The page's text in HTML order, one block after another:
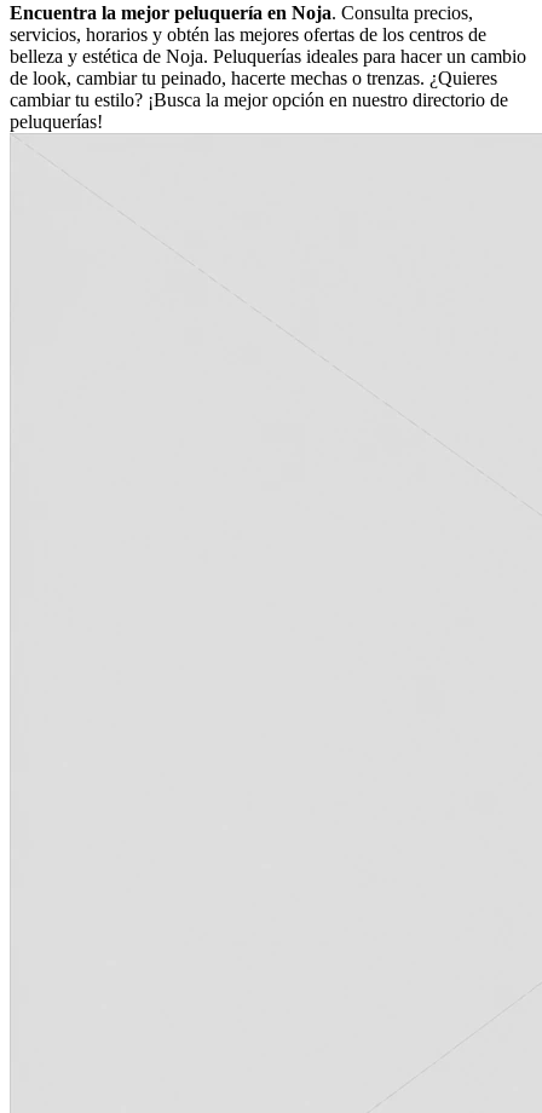
Encuentra la mejor peluquería en Noja. Consulta precios,
servicios, horarios y obtén las mejores ofertas de los centros de
belleza y estética de Noja. Peluquerías ideales para hacer un cambio
de look, cambiar tu peinado, hacerte mechas o trenzas. ¿Quieres
cambiar tu estilo? ¡Busca la mejor opción en nuestro directorio de
peluquerías!